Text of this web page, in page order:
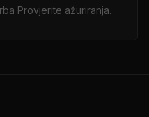
Provjerite ažuriranja.